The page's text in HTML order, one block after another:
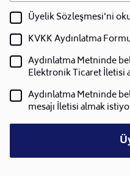
Üyelik Sözleşmesi'ni
KVKK Aydınlatma
Aydınlatma Metninde
Elektronik Ticaret İletisi
Aydınlatma Metninde
mesajı İletisi almak